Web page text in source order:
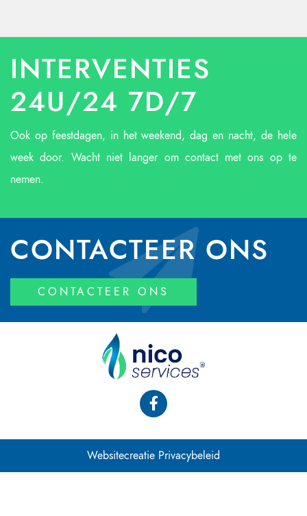
INTERVENTIES
24U/24 7D/7
Ook op feestdagen, in het weekend, dag en nacht, de hele
week door. Wacht niet langer om contact met ons op te
nemen.
CONTACTEER ONS
CONTACTEER ONS
Websitecreatie Privacybeleid